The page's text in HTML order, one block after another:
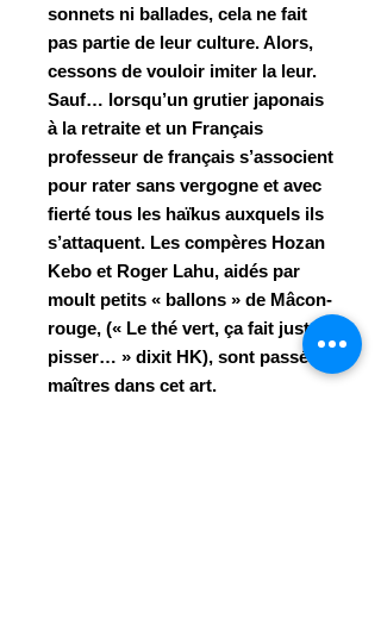
sonnets ni ballades, cela ne fait
pas partie de leur culture. Alors,
cessons de vouloir imiter la leur.
Sauf… lorsqu’un grutier japonais
à la retraite et un Français
professeur de français s’associent
pour rater sans vergogne et avec
fierté tous les haïkus auxquels ils
s’attaquent. Les compères Hozan
Kebo et Roger Lahu, aidés par
moult petits « ballons » de Mâcon-
rouge, (« Le thé vert, ça fait juste
pisser… » dixit HK), sont passés
maîtres dans cet art.